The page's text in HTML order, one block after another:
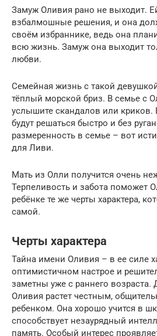
Замуж Оливия рано не выходит.
взбалмошные решения, и она
своём избраннике, ведь она
всю жизнь. Замуж она выходит
любви.
Семейная жизнь с такой
тёплый морской бриз. В семье с
услышите скандалов или криков.
будут решаться быстро и без
размеренность в семье – вот
для Ливи.
Мать из Олли получится очень
Терпеливость и забота поможет
ребёнке те же черты характера,
самой.
Черты характера
Тайна имени Оливия – в ее силе
оптимистичном настрое и
заметны уже с раннего возраста.
Оливия растет честным,
ребенком. Она хорошо учится в
способствует незаурядный
память. Особый интерес